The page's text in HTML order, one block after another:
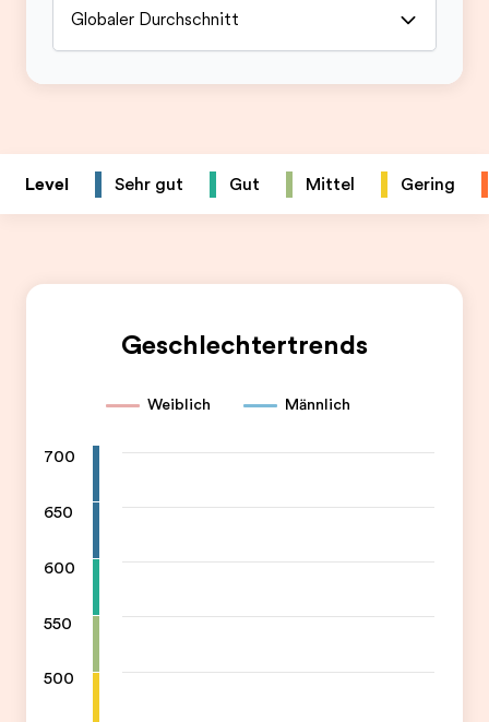
Globaler Durchschnitt
Level Sehr gut Gut Mittel Gering
Geschlechtertrends
Weiblich Männlich
700
650
600
550
500